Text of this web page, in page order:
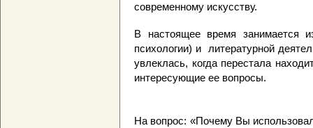
современному искусству.
В настоящее время занимается
психологии) и литературной
увлеклась, когда перестала
интересующие ее вопросы.
На вопрос: «Почему Вы